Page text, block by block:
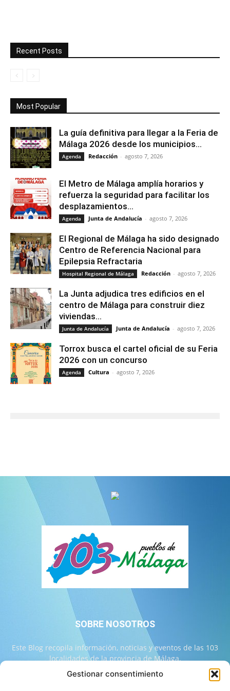
Gestionar consentimiento
Recent Posts
Most Popular
La guía definitiva para llegar a la Feria de
Málaga 2026 desde los municipios...
Agenda Redacción - agosto 7, 2026
El Metro de Málaga amplía horarios y
refuerza la seguridad para facilitar los
desplazamientos...
Agenda Junta de Andalucía - agosto 7, 2026
El Regional de Málaga ha sido designado
Centro de Referencia Nacional para
Epilepsia Refractaria
Hospital Regional de Málaga Redacción - agosto 7, 2026
La Junta adjudica tres edificios en el
centro de Málaga para construir diez
viviendas...
Junta de Andalucía Junta de Andalucía - agosto 7, 2026
Torrox busca el cartel oficial de su Feria
2026 con un concurso
Agenda Cultura - agosto 7, 2026
SOBRE NOSOTROS
Este Blog recopila información, noticias y eventos de las 103
localidades de la provincia de Málaga.
Contáctanos: info@103malaga.com